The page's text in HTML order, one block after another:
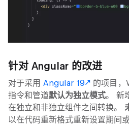
针对 Angular 的改进
对于采用Angular 19
的项目，
指令和管道默认为独立模式。 新
在独立和非独立组件之间转换。
以在代码重新格式重新设置期间